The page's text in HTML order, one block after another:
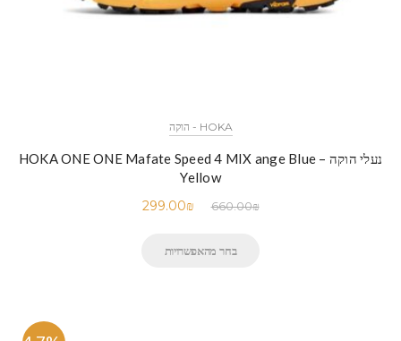
HOKA - הוקה
נעלי הוקה – HOKA ONE ONE Mafate Speed 4 MIX ange Blue
Yellow
660.00₪
299.00₪
בחר מהאפשרויות